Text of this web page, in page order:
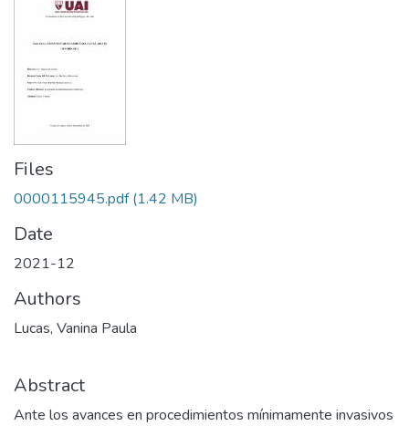
Files
0000115945.pdf (1.42 MB)
Date
2021-12
Authors
Lucas, Vanina Paula
Abstract
Ante los avances en procedimientos mínimamente invasivos